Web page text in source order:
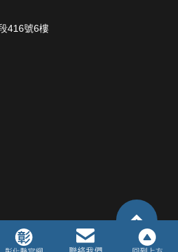
416號6樓
TOP